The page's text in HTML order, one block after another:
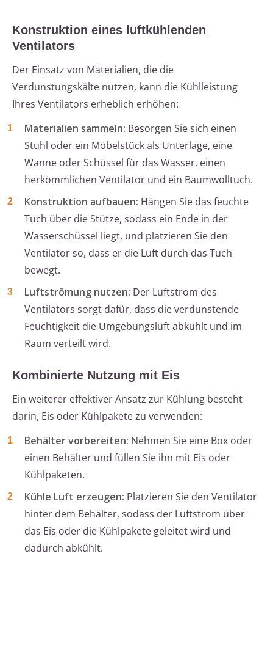
Konstruktion eines luftkühlenden
Ventilators
Der Einsatz von Materialien, die die
Verdunstungskälte nutzen, kann die Kühlleistung
Ihres Ventilators erheblich erhöhen:
Materialien sammeln: Besorgen Sie sich einen
Stuhl oder ein Möbelstück als Unterlage, eine
Wanne oder Schüssel für das Wasser, einen
herkömmlichen Ventilator und ein Baumwolltuch.
Konstruktion aufbauen: Hängen Sie das feuchte
Tuch über die Stütze, sodass ein Ende in der
Wasserschüssel liegt, und platzieren Sie den
Ventilator so, dass er die Luft durch das Tuch
bewegt.
Luftströmung nutzen: Der Luftstrom des
Ventilators sorgt dafür, dass die verdunstende
Feuchtigkeit die Umgebungsluft abkühlt und im
Raum verteilt wird.
Kombinierte Nutzung mit Eis
Ein weiterer effektiver Ansatz zur Kühlung besteht
darin, Eis oder Kühlpakete zu verwenden:
Behälter vorbereiten: Nehmen Sie eine Box oder
einen Behälter und füllen Sie ihn mit Eis oder
Kühlpaketen.
Kühle Luft erzeugen: Platzieren Sie den Ventilator
hinter dem Behälter, sodass der Luftstrom über
das Eis oder die Kühlpakete geleitet wird und
dadurch abkühlt.